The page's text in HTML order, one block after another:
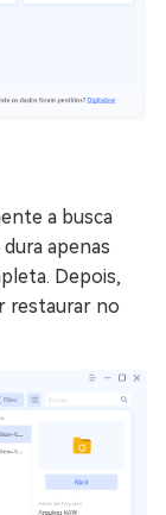
a busca
apenas
Depois,
restaurar no